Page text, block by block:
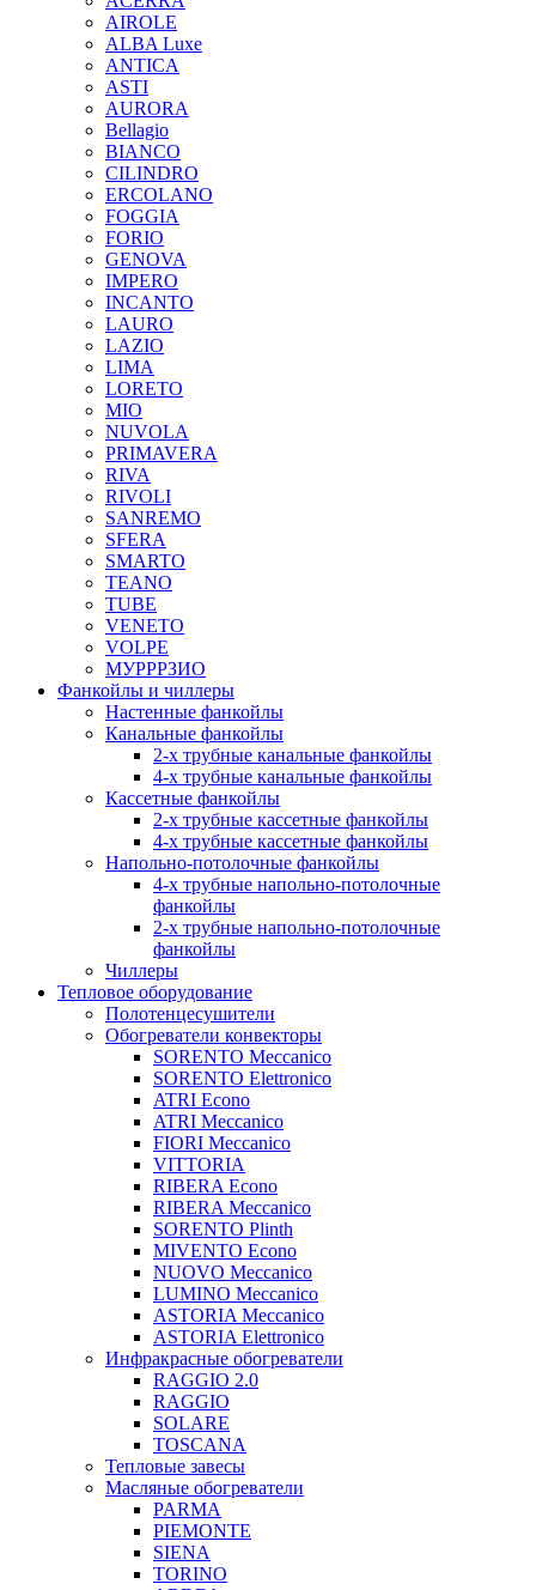
AIROLE
ALBA Luxe
ANTICA
ASTI
AURORA
Bellagio
BIANCO
CILINDRO
ERCOLANO
FOGGIA
FORIO
GENOVA
IMPERO
INCANTO
LAURO
LAZIO
LIMA
LORETO
MIO
NUVOLA
PRIMAVERA
RIVA
RIVOLI
SANREMO
SFERA
SMARTO
TEANO
TUBE
VENETO
VOLPE
МУРРРЗИО
Фанкойлы и чиллеры
Настенные фанкойлы
Канальные фанкойлы
2-х трубные канальные фанкойлы
4-х трубные канальные фанкойлы
Кассетные фанкойлы
2-х трубные кассетные фанкойлы
4-х трубные кассетные фанкойлы
Напольно-потолочные фанкойлы
4-х трубные напольно-потолочные
фанкойлы
2-х трубные напольно-потолочные
фанкойлы
Чиллеры
Тепловое оборудование
Полотенцесушители
Обогреватели конвекторы
SORENTO Meccanico
SORENTO Elettronico
ATRI Econo
ATRI Meccanico
FIORI Meccanico
VITTORIA
RIBERA Econo
RIBERA Meccanico
SORENTO Plinth
MIVENTO Econo
NUOVO Meccanico
LUMINO Meccanico
ASTORIA Meccanico
ASTORIA Elettronico
Инфракрасные обогреватели
RAGGIO 2.0
RAGGIO
SOLARE
TOSCANA
Тепловые завесы
Масляные обогреватели
PARMA
PIEMONTE
SIENA
TORINO